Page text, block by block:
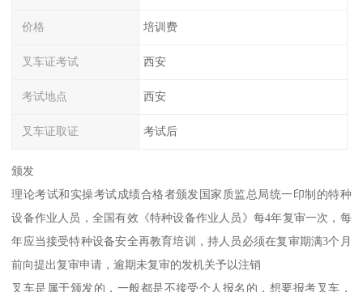
价格 培训费
叉车证考试 西安
考试地点 西安
叉车证取证 考试后
颁发
理论考试和实操考试成绩合格者颁发国家质监总局统一印制的特种
设备作业人员，全国有效《特种设备作业人员》每4年复审一次，每
年应当接受特种设备安全再教育培训，持人员必须在复审期满3个月
前向提出复审申请，逾期未复审的发机关予以注销
叉车是属于颁发的，一般都是不接受个人报名的，想要报考叉车，